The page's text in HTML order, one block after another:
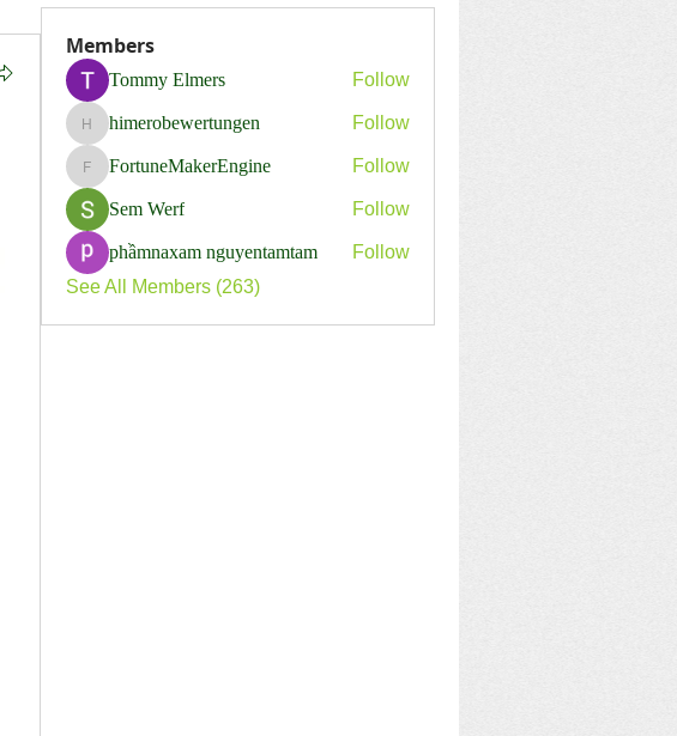
Members
Tommy Elmers Follow
himerobewertungen
himerobewertungen Follow
FortuneMakerEngine
FortuneMakerEngine Follow
Sem Werf Follow
phầmnaxam nguyentamtam
Follow
See All Members (263)